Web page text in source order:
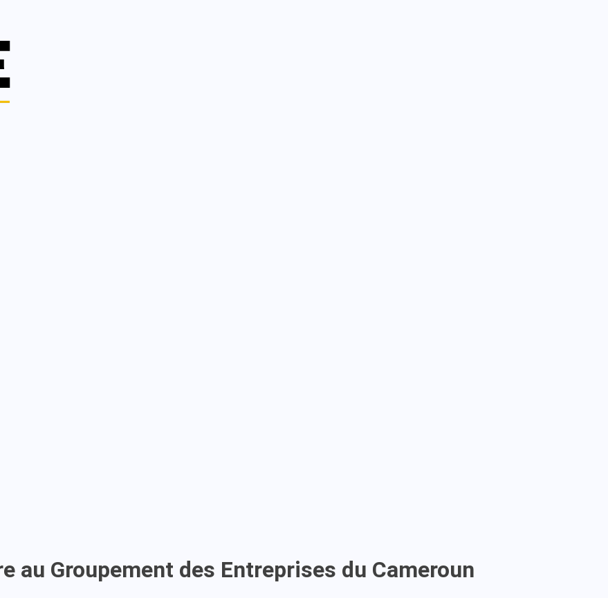
au Groupement des Entreprises du Cameroun